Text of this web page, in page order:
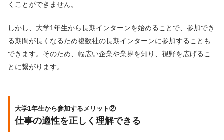
くことができません。
しかし、大学1年生から長期インターンを始めることで、参加でき
る期間が長くなるため複数社の長期インターンに参加することも
できます。そのため、幅広い企業や業界を知り、視野を広げるこ
とに繋がります。
大学1年生から参加するメリット②
仕事の適性を正しく理解できる